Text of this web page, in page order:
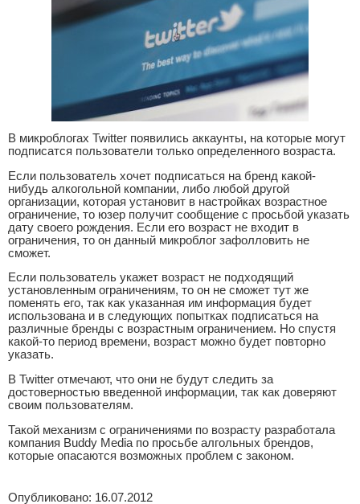
В микроблогах Twitter появились аккаунты, на которые могут
подписатся пользователи только определенного возраста.
Если пользователь хочет подписаться на бренд какой-
нибудь алкогольной компании, либо любой другой
организации, которая установит в настройках возрастное
ограничение, то юзер получит сообщение с просьбой указать
дату своего рождения. Если его возраст не входит в
ограничения, то он данный микроблог зафолловить не
сможет.
Если пользователь укажет возраст не подходящий
установленным ограничениям, то он не сможет тут же
поменять его, так как указанная им информация будет
использована и в следующих попытках подписаться на
различные бренды с возрастным ограничением. Но спустя
какой-то период времени, возраст можно будет повторно
указать.
В Twitter отмечают, что они не будут следить за
достоверностью введенной информации, так как доверяют
своим пользователям.
Такой механизм с ограничениями по возрасту разработала
компания Buddy Media по просьбе алгольных брендов,
которые опасаются возможных проблем с законом.
Опубликовано: 16.07.2012